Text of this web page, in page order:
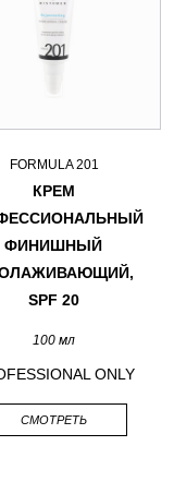
FORMULA 201
КРЕМ
ФИНИШНЫЙ
SPF 20
100 мл
ONLY
СМОТРЕТЬ